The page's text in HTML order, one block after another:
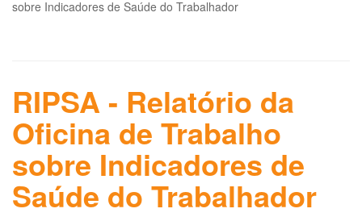
está
sobre Indicadores de Saúde do Trabalhador
RIPSA - Relatório da
Oficina de Trabalho
sobre Indicadores de
Saúde do Trabalhador